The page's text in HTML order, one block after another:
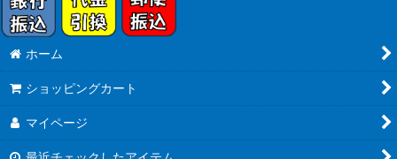
ホーム
ショッピングカート
マイページ